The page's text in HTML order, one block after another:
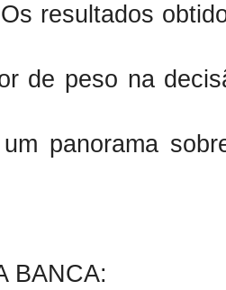
resultados
de peso na
um panorama
BANCA: